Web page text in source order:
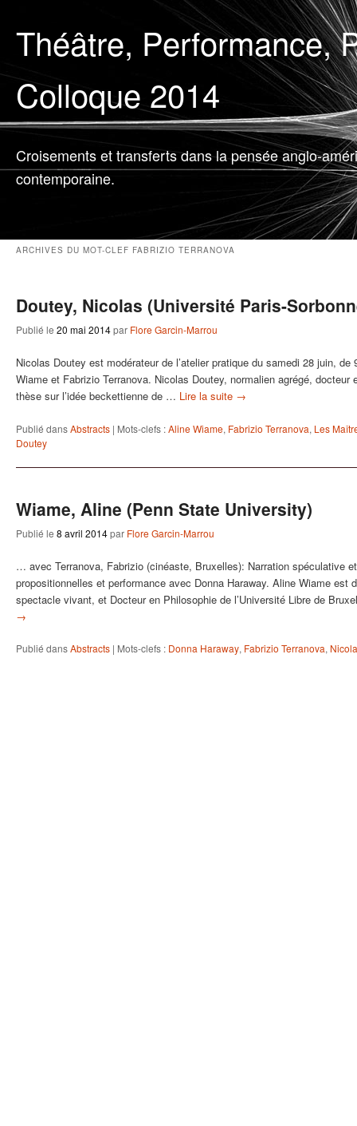
Théâtre, Performance,
Colloque 2014
Croisements et transferts dans la pensée anglo-
contemporaine.
ARCHIVES DU MOT-CLEF FABRIZIO TERRANOVA
Doutey, Nicolas (Université Paris-
Publié le 20 mai 2014par Flore Garcin-Marrou
Nicolas Doutey est modérateur de l’atelier pratique du samedi 28 juin,
Wiame et Fabrizio Terranova. Nicolas Doutey, normalien agrégé, docteur
thèse sur l’idée beckettienne de … Lire la suite →
Publié dansAbstracts | Mots-clefs :Aline Wiame, Fabrizio Terranova, Les
Doutey
Wiame, Aline (Penn State University)
Publié le 8 avril 2014par Flore Garcin-Marrou
… avec Terranova, Fabrizio (cinéaste, Bruxelles): Narration spéculative
propositionnelles et performance avec Donna Haraway. Aline Wiame est
spectacle vivant, et Docteur en Philosophie de l’Université Libre de
→
Publié dansAbstracts | Mots-clefs : Donna Haraway, Fabrizio Terranova,